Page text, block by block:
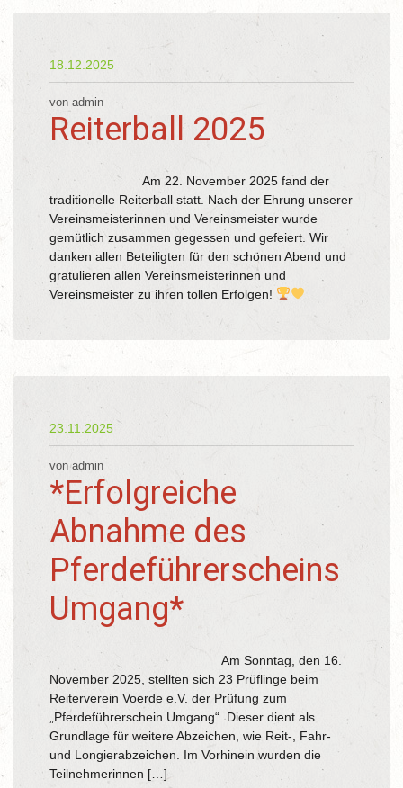
18.12.2025
von admin
Reiterball 2025
Am 22. November 2025 fand der
traditionelle Reiterball statt. Nach der Ehrung unserer
Vereinsmeisterinnen und Vereinsmeister wurde
gemütlich zusammen gegessen und gefeiert. Wir
danken allen Beteiligten für den schönen Abend und
gratulieren allen Vereinsmeisterinnen und
Vereinsmeister zu ihren tollen Erfolgen!
23.11.2025
von admin
*Erfolgreiche
Abnahme des
Pferdeführerscheins
Umgang*
Am Sonntag, den 16.
November 2025, stellten sich 23 Prüflinge beim
Reiterverein Voerde e.V. der Prüfung zum
„Pferdeführerschein Umgang“. Dieser dient als
Grundlage für weitere Abzeichen, wie Reit-, Fahr-
und Longierabzeichen. Im Vorhinein wurden die
Teilnehmerinnen […]